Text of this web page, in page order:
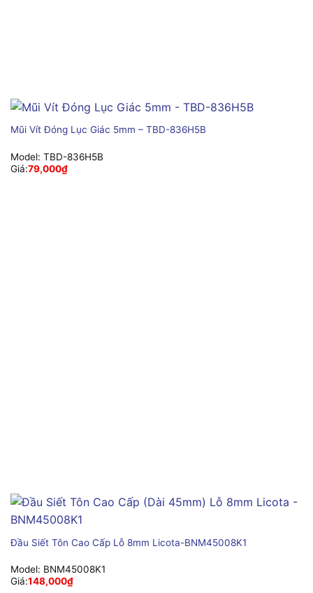
Mũi Vít Đóng Lục Giác 5mm – TBD-836H5B
Model: TBD-836H5B
Giá:79,000₫
Đầu Siết Tôn Cao Cấp Lỗ 8mm Licota-BNM45008K1
Model: BNM45008K1
Giá:148,000₫